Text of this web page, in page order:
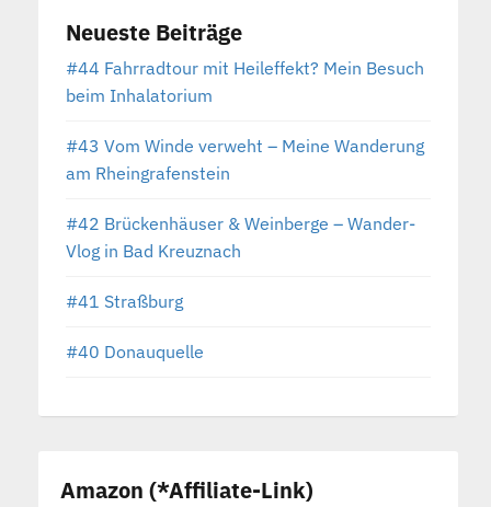
Neueste Beiträge
#44 Fahrradtour mit Heileffekt? Mein Besuch
beim Inhalatorium
#43 Vom Winde verweht – Meine Wanderung
am Rheingrafenstein
#42 Brückenhäuser & Weinberge – Wander-
Vlog in Bad Kreuznach
#41 Straßburg
#40 Donauquelle
Amazon (*Affiliate-Link)